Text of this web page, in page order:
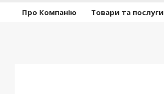
Про Компанію Товари та послуги